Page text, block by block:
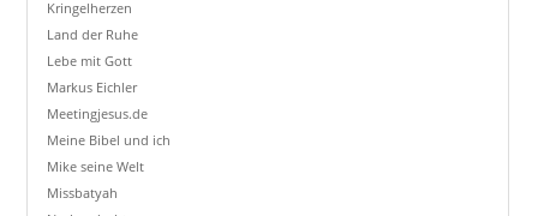
Kringelherzen
Land der Ruhe
Lebe mit Gott
Markus Eichler
Meetingjesus.de
Meine Bibel und ich
Mike seine Welt
Missbatyah